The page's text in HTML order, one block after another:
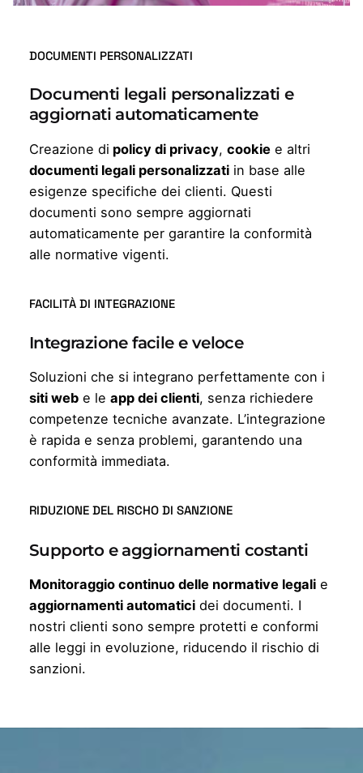
DOCUMENTI PERSONALIZZATI
Documenti legali personalizzati e
aggiornati automaticamente
Creazione di policy di privacy, cookie e altri
documenti legali personalizzati in base alle
esigenze specifiche dei clienti. Questi
documenti sono sempre aggiornati
automaticamente per garantire la conformità
alle normative vigenti.
FACILITÀ DI INTEGRAZIONE
Integrazione facile e veloce
Soluzioni che si integrano perfettamente con i
siti web e le app dei clienti, senza richiedere
competenze tecniche avanzate. L’integrazione
è rapida e senza problemi, garantendo una
conformità immediata.
RIDUZIONE DEL RISCHO DI SANZIONE
Supporto e aggiornamenti costanti
Monitoraggio continuo delle normative legali e
aggiornamenti automatici dei documenti. I
nostri clienti sono sempre protetti e conformi
alle leggi in evoluzione, riducendo il rischio di
sanzioni.